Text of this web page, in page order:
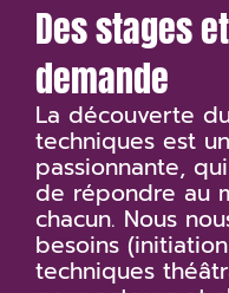
Des stages
demande
La découverte
techniques est
passionnante,
de répondre au
chacun. Nous
besoins
techniques